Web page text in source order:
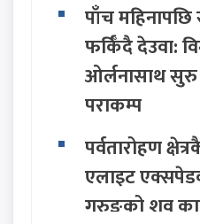
पाँच
फर्किँदै देउवा:
ओर्लनासाथ
पराकम्प
पर्वतारोहण
एलाइट
गुरुङको शव